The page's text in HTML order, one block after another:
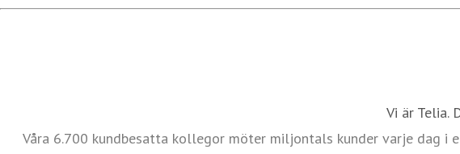
Vi är Telia.
Våra 6.700 kundbesatta kollegor möter miljontals kunder varje dag i